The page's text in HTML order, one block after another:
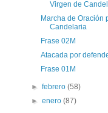
Virgen de
Marcha de Oración
Candelaria
Frase 02M
Atacada por
Frase 01M
►febrero(58)
►enero(87)